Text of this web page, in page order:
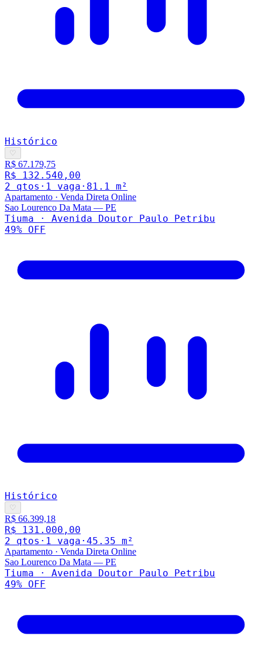
Histórico
♡
R$ 67.179,75
R$ 132.540,00
2 qtos · 1 vaga · 81.1 m²
Apartamento · Venda Direta Online
Sao Lourenco Da Mata — PE
Tiuma · Avenida Doutor Paulo Petribu
49% OFF
Histórico
♡
R$ 66.399,18
R$ 131.000,00
2 qtos · 1 vaga · 45.35 m²
Apartamento · Venda Direta Online
Sao Lourenco Da Mata — PE
Tiuma · Avenida Doutor Paulo Petribu
49% OFF